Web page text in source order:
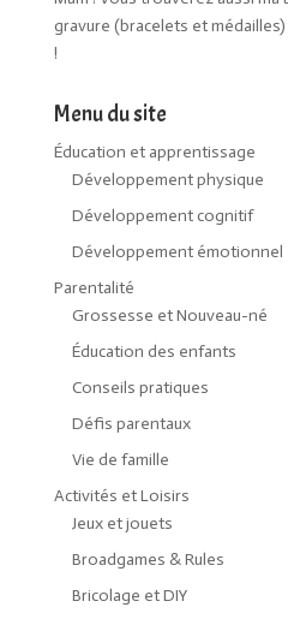
gravure (bracelets et
!
Menu du site
Éducation et apprentissage
Développement physique
Développement cognitif
Développement émotionnel
Parentalité
Grossesse et Nouveau-né
Éducation des enfants
Conseils pratiques
Défis parentaux
Vie de famille
Activités et Loisirs
Jeux et jouets
Broadgames & Rules
Bricolage et DIY